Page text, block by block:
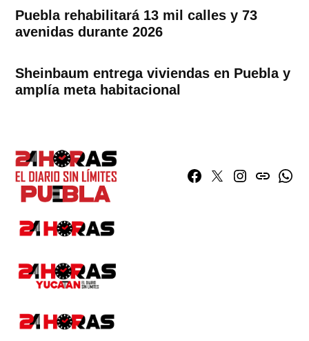
Puebla rehabilitará 13 mil calles y 73
avenidas durante 2026
Sheinbaum entrega viviendas en Puebla y
amplía meta habitacional
Facebook
TwitterInstagram
issuu